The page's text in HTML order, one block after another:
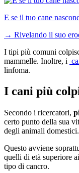
E se il tuo cane
→ Rivelando il suo
I tipi più comuni
mammelle. Inoltre, i
linfoma.
I cani più
Secondo i ricercatori,
certo punto della sua
degli animali domestici.
Questo avviene
quelli di età superiore
tipo di cancro.